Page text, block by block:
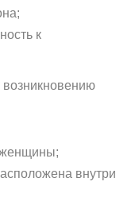
к
возникновению
женщины;
внутри